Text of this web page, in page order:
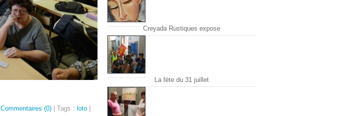
Creyada Rustiques expose
La fète du 31 juillet
Commentaires (0) | Tags : loto